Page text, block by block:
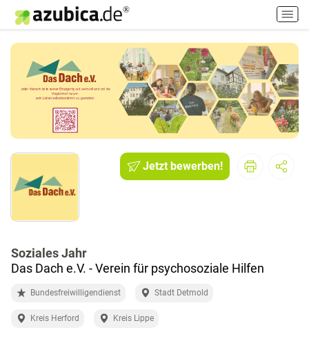
H
a
u
p
t
m
e
n
ü
i
Jetzt bewerben!
Soziales Jahr
Das Dach e.V. - Verein für psychosoziale Hilfen
Bundesfreiwilligendienst Stadt Detmold
Kreis Herford Kreis Lippe